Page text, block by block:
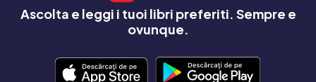
Ascolta e leggi i tuoi libri preferiti. Sempre e
ovunque.